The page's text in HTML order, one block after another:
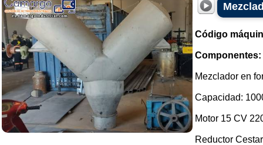
Código
Componentes:
Mezclador en
Capacidad:
Motor 15 CV
Reductor